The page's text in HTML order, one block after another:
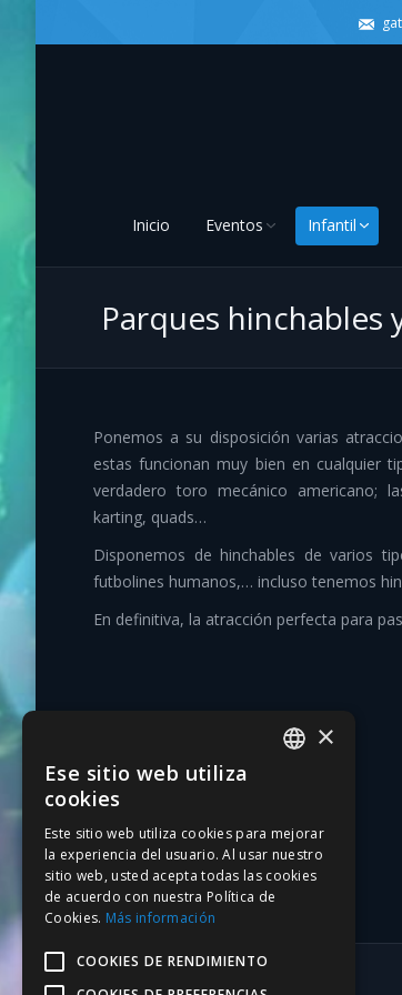
Inicio Eventos Infantil
Parques hinchables
Ponemos a su disposición varias
estas funcionan muy bien en cualquier
verdadero toro mecánico americano;
karting, quads…
Disponemos de hinchables de varios
futbolines humanos,… incluso tenemos
En definitiva, la atracción perfecta para
×
Ese sitio web utiliza
cookies
Este sitio web utiliza cookies para mejorar
la experiencia del usuario. Al usar nuestro
sitio web, usted acepta todas las cookies
de acuerdo con nuestra Política de
Cookies. Más información
COOKIES DE RENDIMIENTO